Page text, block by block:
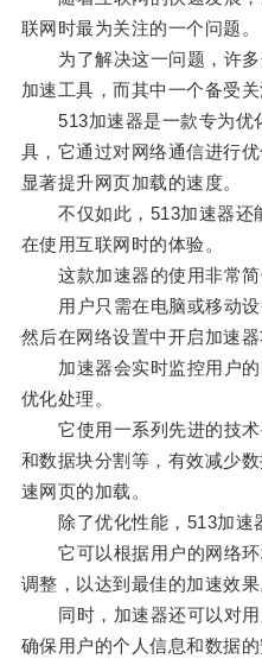
联网时最为关注的一个问题。
为了解决这一问题，许多
加速工具，而其中一个备受
513加速器是一款专为优
具，它通过对网络通信进行
显著提升网页加载的速度。
不仅如此，513加速器还
在使用互联网时的体验。
这款加速器的使用非常简
用户只需在电脑或移动设
然后在网络设置中开启加速器
加速器会实时监控用户的
优化处理。
它使用一系列先进的技术
和数据块分割等，有效减少
速网页的加载。
除了优化性能，513加速
它可以根据用户的网络环
调整，以达到最佳的加速效果
同时，加速器还可以对用
确保用户的个人信息和数据的